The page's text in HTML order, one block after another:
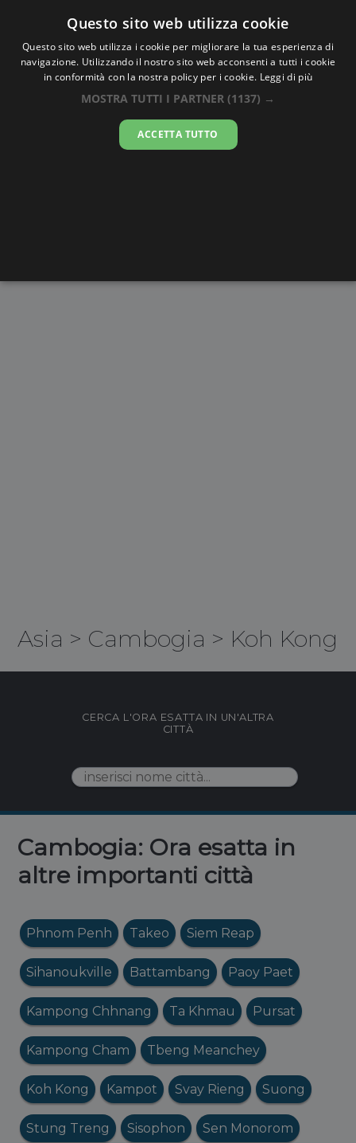
Oraesatta.co
Ora EsattaKoh Kong
15:33:44
Asia > Cambogia > Koh Kong
CERCA L'ORA ESATTA IN UN'ALTRA
CITTÀ
Cambogia: Ora esatta in
altre importanti città
Phnom Penh Takeo Siem Reap
Sihanoukville Battambang Paoy Paet
Kampong Chhnang Ta Khmau Pursat
Kampong Cham Tbeng Meanchey
Koh Kong Kampot Svay Rieng Suong
Stung Treng Sisophon Sen Monorom
Questo sito web utilizza cookie
Questo sito web utilizza i cookie per migliorare la tua esperienza di
navigazione. Utilizzando il nostro sito web acconsenti a tutti i cookie
in conformità con la nostra policy per i cookie. Leggi di più
MOSTRA TUTTI I PARTNER (1137) →
ACCETTA TUTTO